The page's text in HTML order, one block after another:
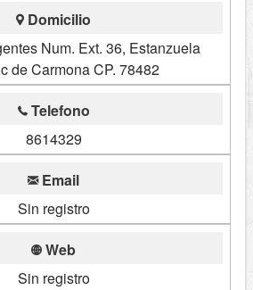
Domicilio
Num. Ext. 36, Estanzuela
de Carmona CP. 78482
Telefono
8614329
Email
Sin registro
Web
Sin registro